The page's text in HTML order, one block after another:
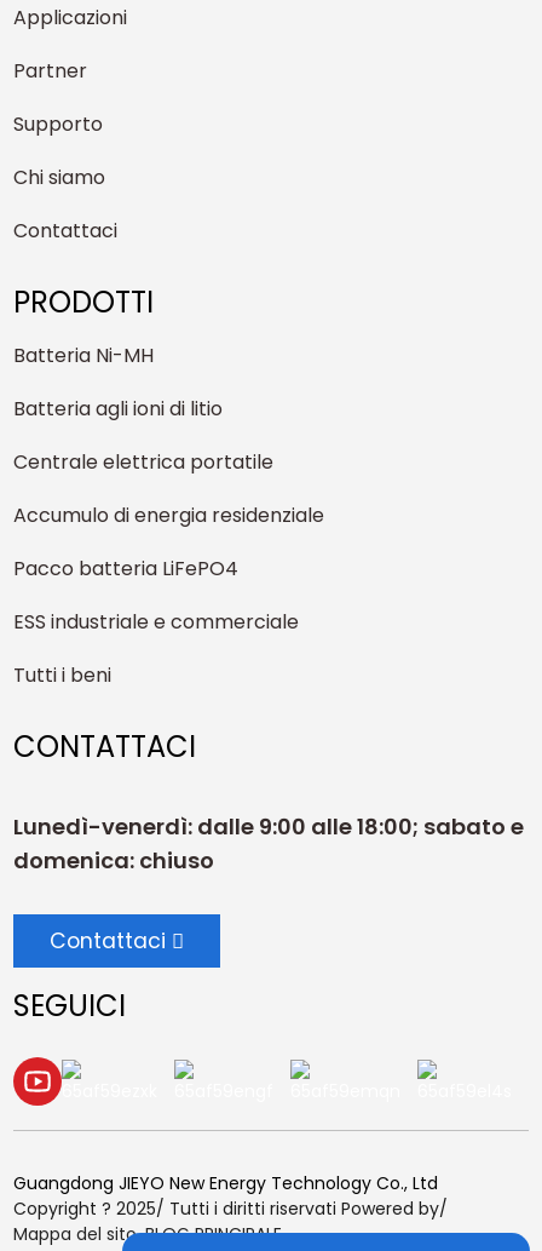
Applicazioni
Partner
Supporto
Chi siamo
Contattaci
PRODOTTI
Batteria Ni-MH
Batteria agli ioni di litio
Centrale elettrica portatile
Accumulo di energia residenziale
Pacco batteria LiFePO4
ESS industriale e commerciale
Tutti i beni
CONTATTACI
Lunedì-venerdì: dalle 9:00 alle 18:00; sabato e
domenica: chiuso
Contattaci
SEGUICI
Guangdong JIEYO New Energy Technology Co., Ltd
Copyright ? 2025/ Tutti i diritti riservati Powered by/
Mappa del sito,BLOG PRINCIPALE